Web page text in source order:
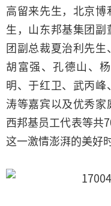
高留来先生，北京
生，山东邦基集团
团副总裁夏治利先
胡富强、孔德山、
明、于红卫、武丙
涛等嘉宾以及优秀
西邦基员工代表等共
这一激情澎湃的美好